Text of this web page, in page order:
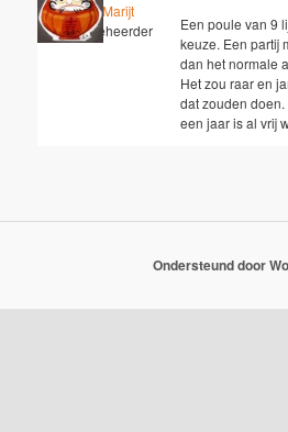
Sander Marijt
Sleutelbeheerder
Een poule van 9
keuze. Een partij
dan het normale
Het zou raar en
dat zouden
een jaar is al vrij
Ondersteund door